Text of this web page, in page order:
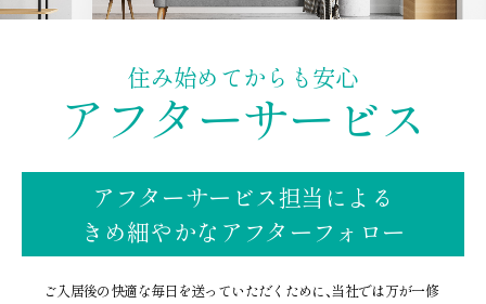
住み始めてからも安心
アフターサービス
アフターサービス担当による
きめ細やかなアフターフォロー
ご入居後の快適な毎日を送っていただくために、当社では万が一修